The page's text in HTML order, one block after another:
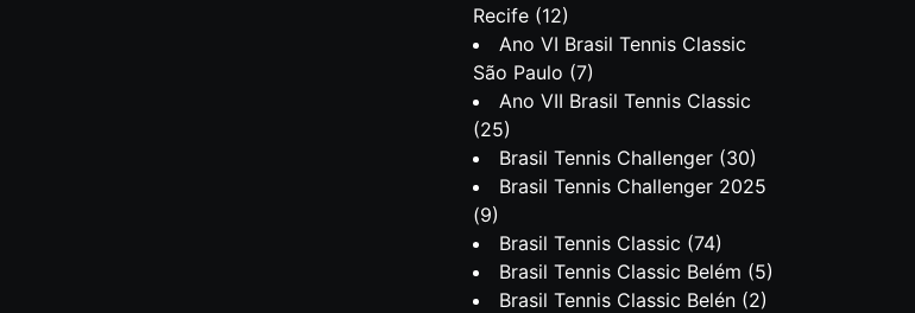
Recife (12)
Ano VI Brasil Tennis Classic
São Paulo (7)
Ano VII Brasil Tennis Classic
(25)
Brasil Tennis Challenger (30)
Brasil Tennis Challenger 2025
(9)
Brasil Tennis Classic (74)
Brasil Tennis Classic Belém (5)
Brasil Tennis Classic Belén (2)